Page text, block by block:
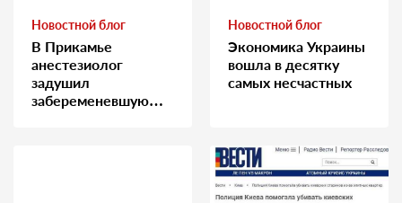
Новостной блог
В Прикамье
анестезиолог
задушил
забеременевшую
Новостной блог
Экономика Украины
вошла в десятку
самых несчастных